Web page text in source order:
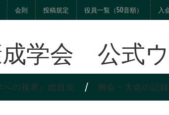
会則 投稿規定 役員一覧（50音順） 入
成学会 公式
の視界』総目次 例会・大会の記録